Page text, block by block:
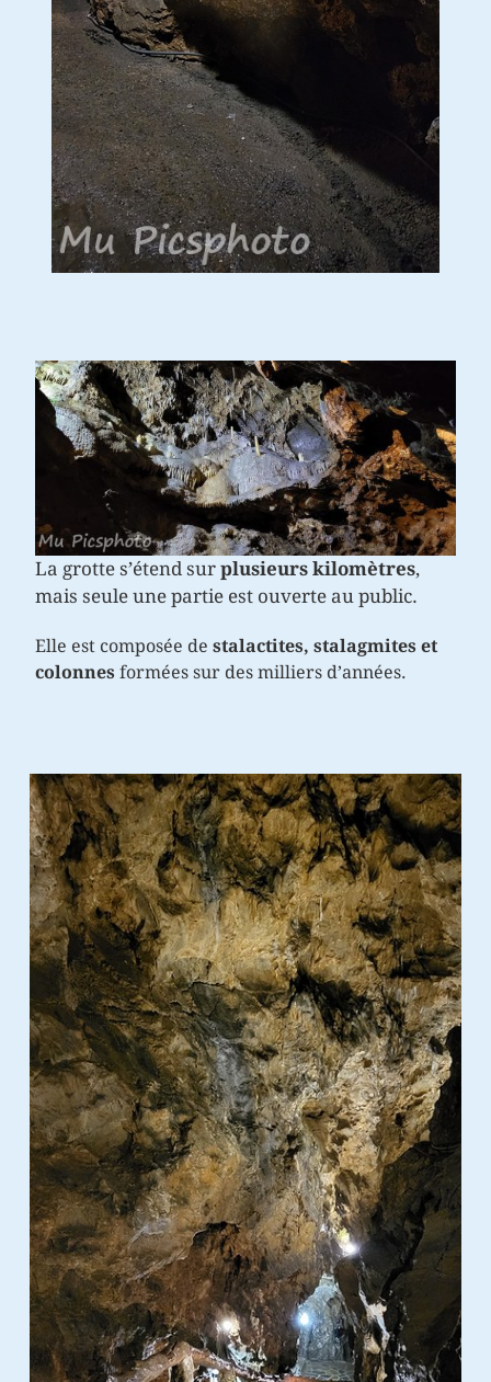
La grotte s’étend sur plusieurs kilomètres,
mais seule une partie est ouverte au public.
Elle est composée de stalactites, stalagmites et
colonnesformées sur des milliers d’années.